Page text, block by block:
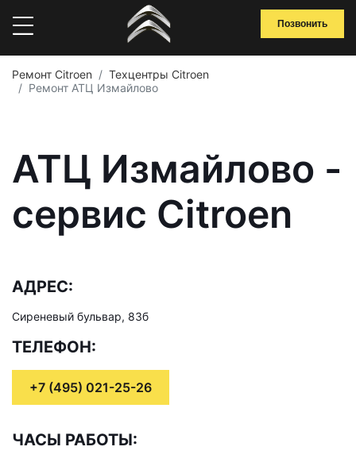
Позвонить
Ремонт Citroen
Техцентры Citroen
Ремонт АТЦ Измайлово
АТЦ Измайлово -
сервис Citroen
АДРЕС:
Сиреневый бульвар, 83б
ТЕЛЕФОН:
+7 (495) 021-25-26
ЧАСЫ РАБОТЫ: